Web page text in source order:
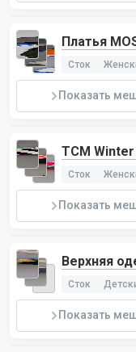
Платья
Сток
Показать
TCM
Сток
Показать
Верхняя
Сток
Показать